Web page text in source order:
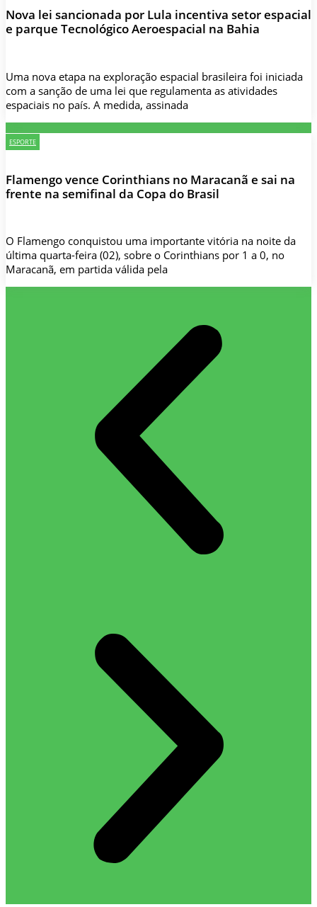
Nova lei sancionada por Lula incentiva setor espacial
e parque Tecnológico Aeroespacial na Bahia
Uma nova etapa na exploração espacial brasileira foi iniciada
com a sanção de uma lei que regulamenta as atividades
espaciais no país. A medida, assinada
ESPORTE
Flamengo vence Corinthians no Maracanã e sai na
frente na semifinal da Copa do Brasil
O Flamengo conquistou uma importante vitória na noite da
última quarta-feira (02), sobre o Corinthians por 1 a 0, no
Maracanã, em partida válida pela